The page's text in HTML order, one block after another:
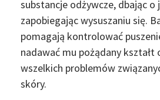
substancje odżywcze, dbając o
zapobiegając wysuszaniu się.
pomagają kontrolować
nadawać mu pożądany kształt
wszelkich problemów
skóry.